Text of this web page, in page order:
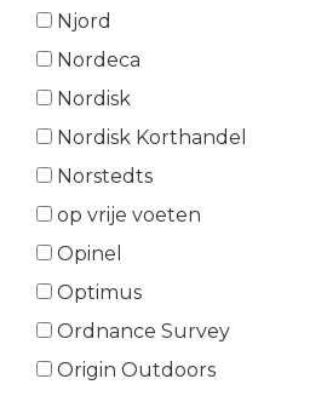
Njord
Nordeca
Nordisk
Nordisk Korthandel
Norstedts
op vrije voeten
Opinel
Optimus
Ordnance Survey
Origin Outdoors